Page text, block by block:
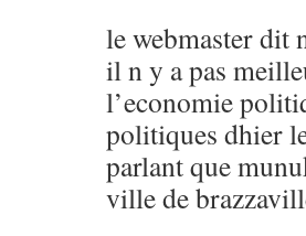
le webmaster dit
il n y a pas
l’economie
politiques dhier
parlant que
ville de